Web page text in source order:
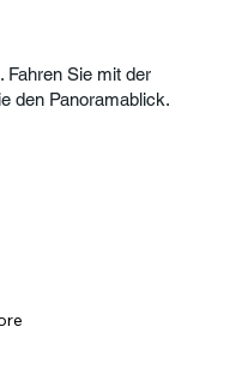
Fahren Sie mit der
den Panoramablick.